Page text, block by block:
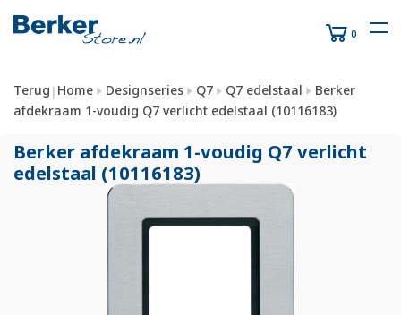
0
Terug | Home Designseries Q7 Q7 edelstaal
Berker
afdekraam 1-voudig Q7 verlicht edelstaal (10116183)
Berker afdekraam 1-voudig Q7 verlicht
edelstaal (10116183)